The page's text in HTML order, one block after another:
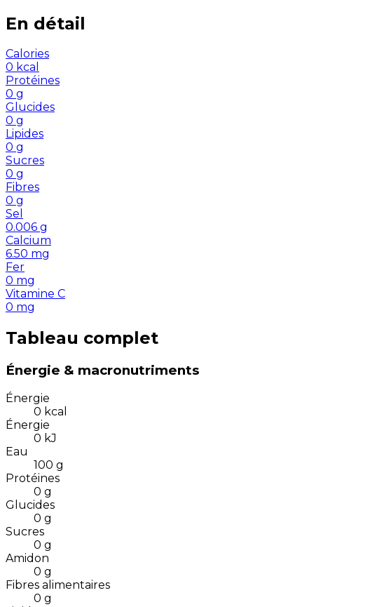
En détail
Calories
0 kcal
Protéines
0 g
Glucides
0 g
Lipides
0 g
Sucres
0 g
Fibres
0 g
Sel
0.006 g
Calcium
6.50 mg
Fer
0 mg
Vitamine C
0 mg
Tableau complet
Énergie & macronutriments
Énergie
0 kcal
Énergie
0 kJ
Eau
100 g
Protéines
0 g
Glucides
0 g
Sucres
0 g
Amidon
0 g
Fibres alimentaires
0 g